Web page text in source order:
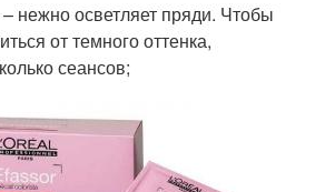
– нежно осветляет пряди. Чтобы
от темного оттенка,
сеансов;